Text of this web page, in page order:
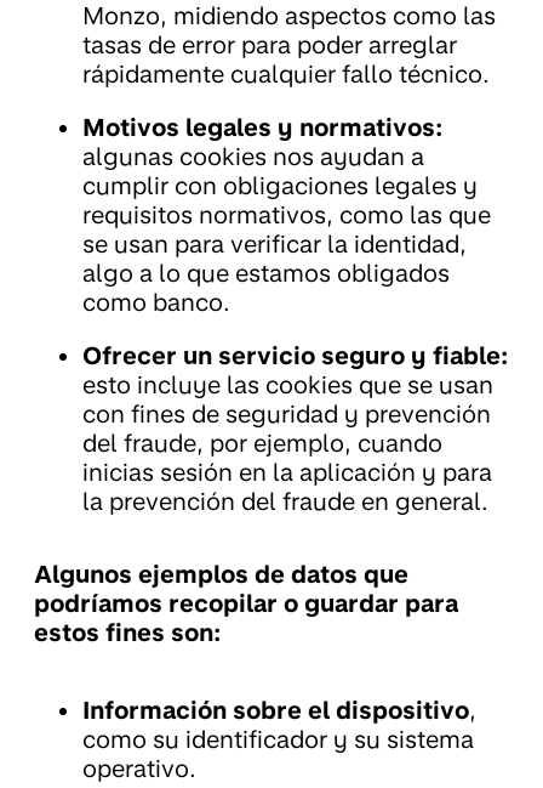
Monzo, midiendo aspectos como las
tasas de error para poder arreglar
rápidamente cualquier fallo técnico.
Motivos legales y normativos:
algunas cookies nos ayudan a
cumplir con obligaciones legales y
requisitos normativos, como las que
se usan para verificar la identidad,
algo a lo que estamos obligados
como banco.
Ofrecer un servicio seguro y fiable:
esto incluye las cookies que se usan
con fines de seguridad y prevención
del fraude, por ejemplo, cuando
inicias sesión en la aplicación y para
la prevención del fraude en general.
Algunos ejemplos de datos que
podríamos recopilar o guardar para
estos fines son:
Información sobre el dispositivo,
como su identificador y su sistema
operativo.